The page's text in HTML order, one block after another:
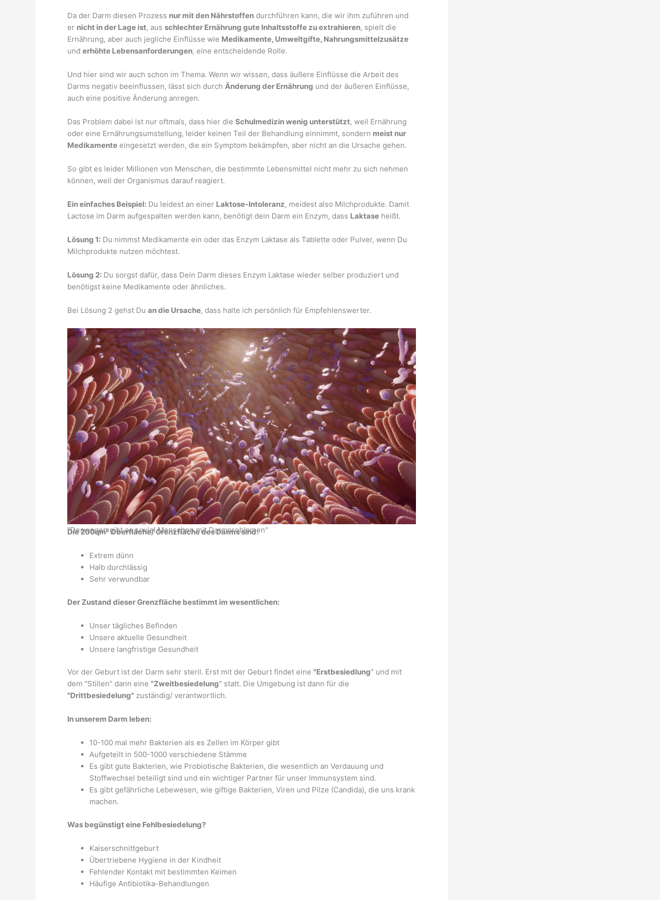
Da der Darm diesen Prozess nur mit den Nährstoffen durchführen kann, die wir ihm zuführen und
er nicht in der Lage ist, aus schlechter Ernährung gute Inhaltsstoffe zu extrahieren, spielt die
Ernährung, aber auch jegliche Einflüsse wie Medikamente, Umweltgifte, Nahrungsmittelzusätze
und erhöhte Lebensanforderungen, eine entscheidende Rolle.
Und hier sind wir auch schon im Thema. Wenn wir wissen, dass äußere Einflüsse die Arbeit des
Darms negativ beeinflussen, lässt sich durch Änderung der Ernährung und der äußeren Einflüsse,
auch eine positive Änderung anregen.
Das Problem dabei ist nur oftmals, dass hier die Schulmedizin wenig unterstützt, weil Ernährung
oder eine Ernährungsumstellung, leider keinen Teil der Behandlung einnimmt, sondern meist nur
Medikamente eingesetzt werden, die ein Symptom bekämpfen, aber nicht an die Ursache gehen.
So gibt es leider Millionen von Menschen, die bestimmte Lebensmittel nicht mehr zu sich nehmen
können, weil der Organismus darauf reagiert.
Ein einfaches Beispiel: Du leidest an einer Laktose-Intoleranz, meidest also Milchprodukte. Damit
Lactose im Darm aufgespalten werden kann, benötigt dein Darm ein Enzym, dass Laktase heißt.
Lösung 1: Du nimmst Medikamente ein oder das Enzym Laktase als Tablette oder Pulver, wenn Du
Milchprodukte nutzen möchtest.
Lösung 2: Du sorgst dafür, dass Dein Darm dieses Enzym Laktase wieder selber produziert und
benötigst keine Medikamente oder ähnliches.
Bei Lösung 2 gehst Du an die Ursache, dass halte ich persönlich für Empfehlenswerter.
"Deswegen gibt es soviel Menschen mit Darmproblemen"
Die 200qm² Oberfläche/ Grenzfläche des Darms sind:
Extrem dünn
Halb durchlässig
Sehr verwundbar
Der Zustand dieser Grenzfläche bestimmt im wesentlichen:
Unser tägliches Befinden
Unsere aktuelle Gesundheit
Unsere langfristige Gesundheit
Vor der Geburt ist der Darm sehr steril. Erst mit der Geburt findet eine "Erstbesiedlung" und mit
dem "Stillen" dann eine "Zweitbesiedelung" statt. Die Umgebung ist dann für die
"Drittbesiedelung" zuständig/ verantwortlich.
In unserem Darm leben:
10-100 mal mehr Bakterien als es Zellen im Körper gibt
Aufgeteilt in 500-1000 verschiedene Stämme
Es gibt gute Bakterien, wie Probiotische Bakterien, die wesentlich an Verdauung und
Stoffwechsel beteiligt sind und ein wichtiger Partner für unser Immunsystem sind.
Es gibt gefährliche Lebewesen, wie giftige Bakterien, Viren und Pilze (Candida), die uns krank
machen.
Was begünstigt eine Fehlbesiedelung?
Kaiserschnittgeburt
Übertriebene Hygiene in der Kindheit
Fehlender Kontakt mit bestimmten Keimen
Häufige Antibiotika-Behandlungen